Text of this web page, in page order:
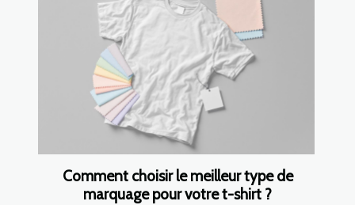
Comment choisir le meilleur type de
marquage pour votre t-shirt ?